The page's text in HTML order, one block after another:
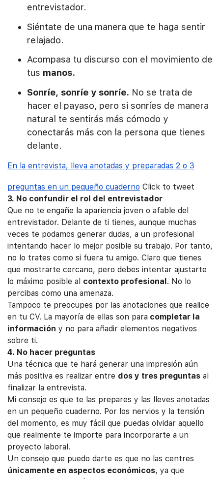
entrevistador.
Siéntate de una manera que te haga sentir
relajado.
Acompasa tu discurso con el movimiento de
tus manos.
Sonríe, sonríe y sonríe. No se trata de
hacer el payaso, pero si sonríes de manera
natural te sentirás más cómodo y
conectarás más con la persona que tienes
delante.
En la entrevista, lleva anotadas y preparadas 2 o 3
preguntas en un pequeño cuaderno Click to tweet
3. No confundir el rol del entrevistador
Que no te engañe la apariencia joven o afable del
entrevistador. Delante de ti tienes, aunque muchas
veces te podamos generar dudas, a un profesional
intentando hacer lo mejor posible su trabajo. Por tanto,
no lo trates como si fuera tu amigo. Claro que tienes
que mostrarte cercano, pero debes intentar ajustarte
lo máximo posible al contexto profesional . No lo
percibas como una amenaza.
Tampoco te preocupes por las anotaciones que realice
en tu CV. La mayoría de ellas son para completar la
información y no para añadir elementos negativos
sobre ti.
4. No hacer preguntas
Una técnica que te hará generar una impresión aún
más positiva es realizar entre dos y tres preguntas al
finalizar la entrevista.
Mi consejo es que te las prepares y las lleves anotadas
en un pequeño cuaderno. Por los nervios y la tensión
del momento, es muy fácil que puedas olvidar aquello
que realmente te importe para incorporarte a un
proyecto laboral.
Un consejo que puedo darte es que no las centres
únicamente en aspectos económicos, ya que